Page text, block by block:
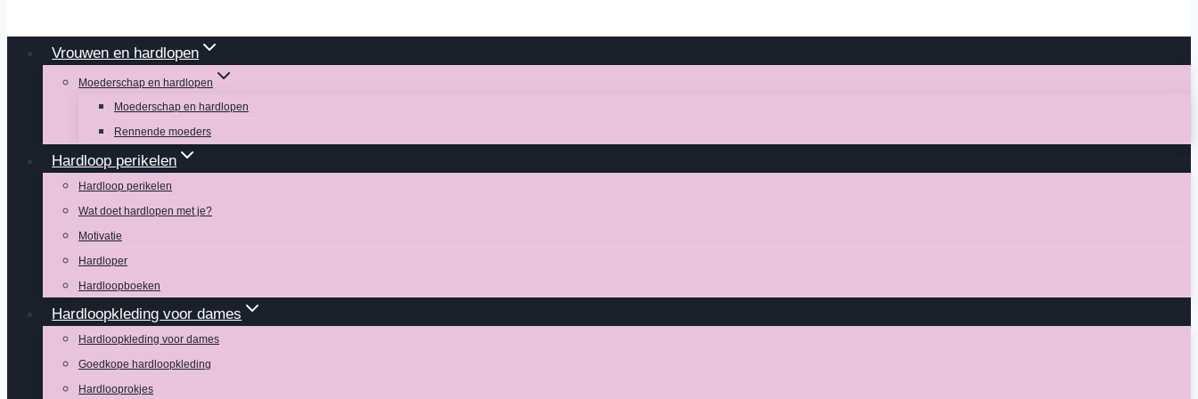
Vrouwen en hardlopen
Moederschap en hardlopen
Moederschap en hardlopen
Rennende moeders
Hardloop perikelen
Hardloop perikelen
Wat doet hardlopen met je?
Motivatie
Hardloper
Hardloopboeken
Hardloopkleding voor dames
Hardloopkleding voor dames
Goedkope hardloopkleding
Hardlooprokjes